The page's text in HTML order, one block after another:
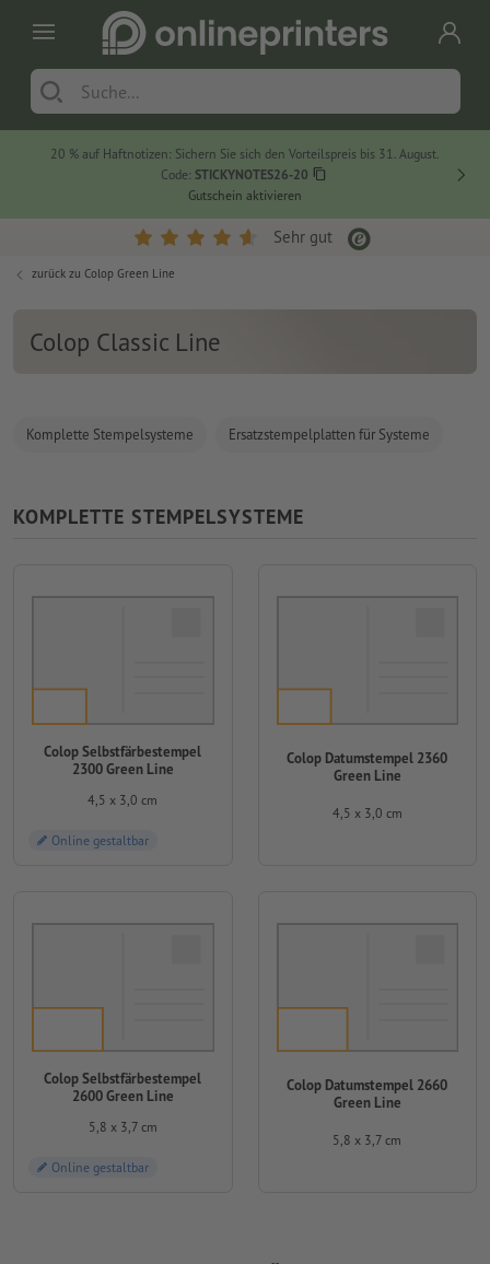
20 % auf Haftnotizen: Sichern Sie sich den Vorteilspreis bis 31. August.
Code: STICKYNOTES26-20
Gutschein aktivieren
Sehr gut
zurück zu Colop Green Line
Colop Classic Line
Komplette Stempelsysteme Ersatzstempelplatten für Systeme
KOMPLETTE STEMPELSYSTEME
Colop Selbstfärbestempel
2300 Green Line
4,5 x 3,0 cm
Online gestaltbar
Colop Datumstempel 2360
Green Line
4,5 x 3,0 cm
Colop Selbstfärbestempel
2600 Green Line
5,8 x 3,7 cm
Online gestaltbar
Colop Datumstempel 2660
Green Line
5,8 x 3,7 cm